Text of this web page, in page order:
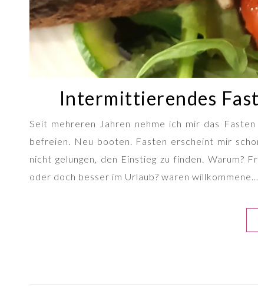
Intermittierendes
Seit mehreren Jahren nehme ich mir das
befreien. Neu booten. Fasten erscheint mir
nicht gelungen, den Einstieg zu finden. Warum?
oder doch besser im Urlaub? waren willkommene…